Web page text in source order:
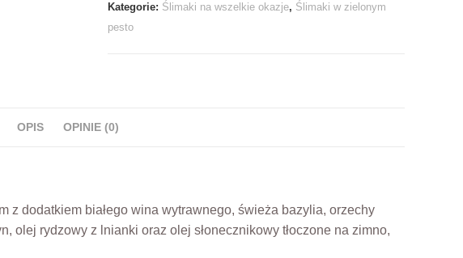
Kategorie: Ślimaki na wszelkie okazje, Ślimaki w zielonym
pesto
OPIS OPINIE (0)
z dodatkiem białego wina wytrawnego, świeża bazylia, orzechy
olej rydzowy z lnianki oraz olej słonecznikowy tłoczone na zimno,